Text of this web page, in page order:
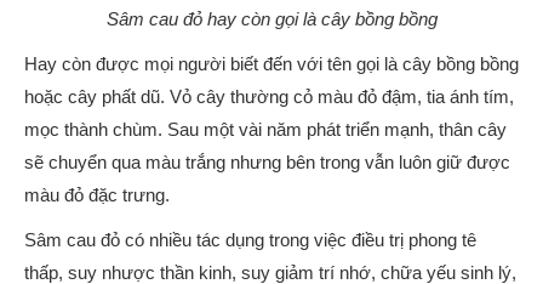
Sâm cau đỏ hay còn gọi là cây bồng bồng
Hay còn được mọi người biết đến với tên gọi là cây bồng bồng
hoặc cây phất dũ. Vỏ cây thường cỏ màu đỏ đậm, tia ánh tím,
mọc thành chùm. Sau một vài năm phát triển mạnh, thân cây
sẽ chuyển qua màu trắng nhưng bên trong vẫn luôn giữ được
màu đỏ đặc trưng.
Sâm cau đỏ có nhiều tác dụng trong việc điều trị phong tê
thấp, suy nhược thần kinh, suy giảm trí nhớ, chữa yếu sinh lý,